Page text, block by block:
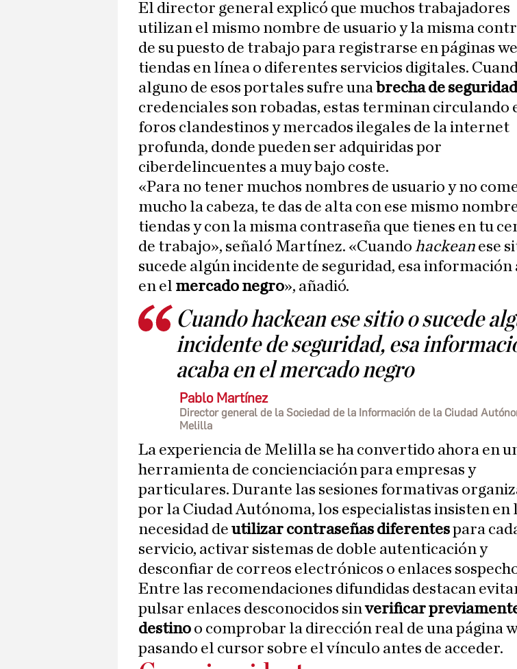
El director general explicó que muchos trabajadores
utilizan el mismo nombre de usuario y la misma
de su puesto de trabajo para registrarse en páginas
tiendas en línea o diferentes servicios digitales.
alguno de esos portales sufre unabrecha de seguridad
credenciales son robadas, estas terminan circulando
foros clandestinos y mercados ilegales de la internet
profunda, donde pueden ser adquiridas por
ciberdelincuentes a muy bajo coste.
«Para no tener muchos nombres de usuario y no
mucho la cabeza, te das de alta con ese mismo
tiendas y con la misma contraseña que tienes en tu
de trabajo», señaló Martínez. «Cuando hackean ese
sucede algún incidente de seguridad, esa información
en el mercado negro», añadió.
Cuando hackean ese sitio o sucede
incidente de seguridad, esa
acaba en el mercado negro
Pablo Martínez
Director general de la Sociedad de la Información de la Ciudad
Melilla
La experiencia de Melilla se ha convertido ahora en
herramienta de concienciación para empresas y
particulares. Durante las sesiones formativas
por la Ciudad Autónoma, los especialistas insisten en
necesidad de utilizar contraseñas diferentespara
servicio, activar sistemas de doble autenticación y
desconfiar de correos electrónicos o enlaces
Entre las recomendaciones difundidas destacan
pulsar enlaces desconocidos sinverificar
destino o comprobar la dirección real de una página
pasando el cursor sobre el vínculo antes de acceder.